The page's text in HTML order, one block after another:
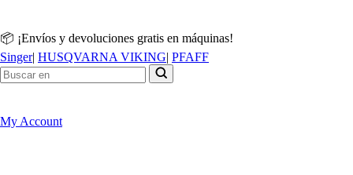
📦 ¡Envíos y devoluciones gratis en máquinas!
Singer| HUSQVARNA VIKING| PFAFF
My Account